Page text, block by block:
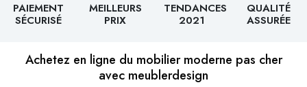
PAIEMENT
SÉCURISÉ
MEILLEURS
PRIX
TENDANCES
2021
QUALITÉ
ASSURÉE
Achetez en ligne du mobilier moderne pas cher
avec meublerdesign